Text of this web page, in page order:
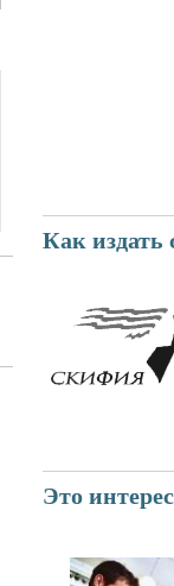
Как издать
Это